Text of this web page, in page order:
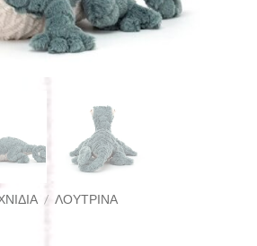
/ ΛΟΎΤΡΙΝΑ